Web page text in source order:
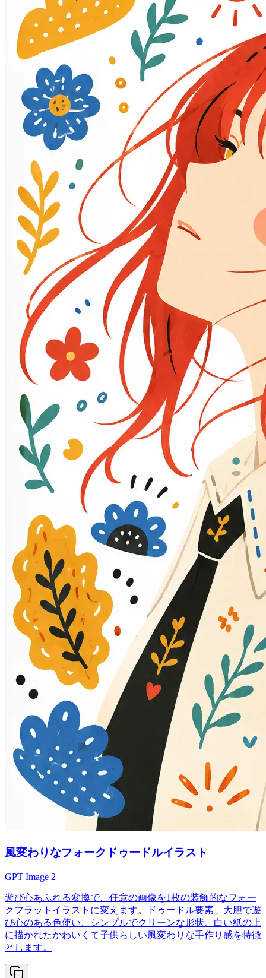
風変わりなフォークドゥードルイラスト
GPT Image 2
遊び心あふれる変換で、任意の画像を1枚の装飾的なフォー
クフラットイラストに変えます。ドゥードル要素、大胆で遊
び心のある色使い、シンプルでクリーンな形状、白い紙の上
に描かれたかわいくて子供らしい風変わりな手作り感を特徴
とします。